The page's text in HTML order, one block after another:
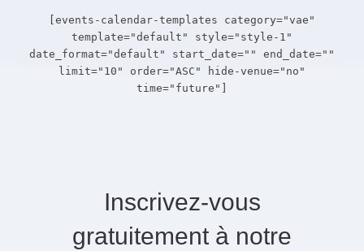
[events-calendar-templates category="vae"
template="default" style="style-1"
date_format="default" start_date="" end_date=""
limit="10" order="ASC" hide-venue="no"
time="future"]
Inscrivez-vous
gratuitement à notre